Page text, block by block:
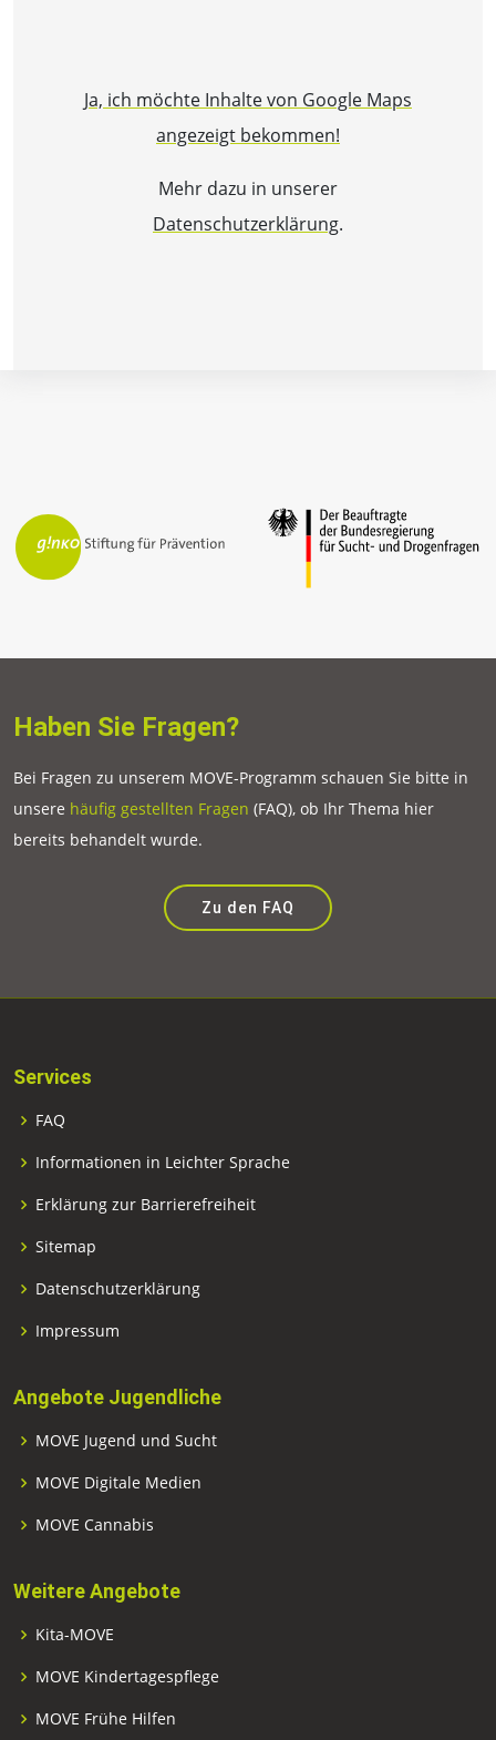
Ja, ich möchte Inhalte von Google Maps
angezeigt bekommen!
Mehr dazu in unserer
Datenschutzerklärung.
Haben Sie Fragen?
Bei Fragen zu unserem MOVE-Programm schauen Sie bitte in
unsere häufig gestellten Fragen (FAQ), ob Ihr Thema hier
bereits behandelt wurde.
Zu den FAQ
Services
FAQ
Informationen in Leichter Sprache
Erklärung zur Barrierefreiheit
Sitemap
Datenschutzerklärung
Impressum
Angebote Jugendliche
MOVE Jugend und Sucht
MOVE Digitale Medien
MOVE Cannabis
Weitere Angebote
Kita-MOVE
MOVE Kindertagespflege
MOVE Frühe Hilfen